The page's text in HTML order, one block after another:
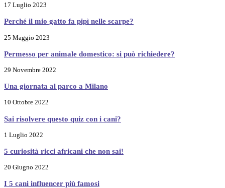
17 Luglio 2023
Perché il mio gatto fa pipì nelle scarpe?
25 Maggio 2023
Permesso per animale domestico: si può richiedere?
29 Novembre 2022
Una giornata al parco a Milano
10 Ottobre 2022
Sai risolvere questo quiz con i cani?
1 Luglio 2022
5 curiosità ricci africani che non sai!
20 Giugno 2022
I 5 cani influencer più famosi